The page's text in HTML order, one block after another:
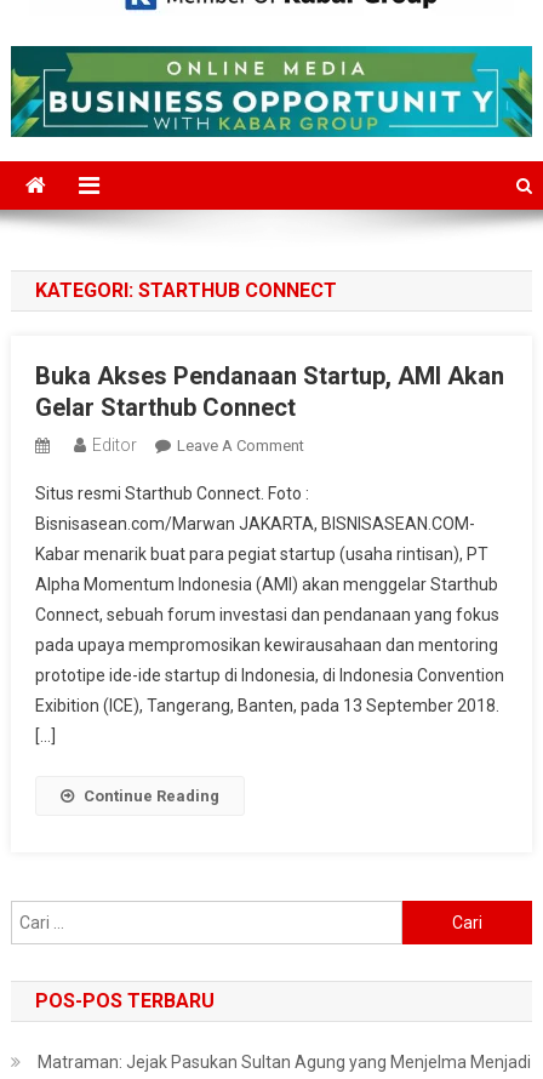
Mediajakarta.com
KATEGORI: STARTHUB CONNECT
Buka Akses Pendanaan Startup, AMI Akan
Gelar Starthub Connect
Editor Leave A CommentOn
Akses
Pendanaan
Startup,
AMI
Akan
Gelar
Starthub
Connect
Situs resmi Starthub Connect. Foto :
Bisnisasean.com/Marwan JAKARTA, BISNISASEAN.COM-
Kabar menarik buat para pegiat startup (usaha rintisan), PT
Alpha Momentum Indonesia (AMI) akan menggelar Starthub
Connect, sebuah forum investasi dan pendanaan yang fokus
pada upaya mempromosikan kewirausahaan dan mentoring
prototipe ide-ide startup di Indonesia, di Indonesia Convention
Exibition (ICE), Tangerang, Banten, pada 13 September 2018.
[…]
Continue Reading
untuk:
POS-POS TERBARU
Matraman: Jejak Pasukan Sultan Agung yang Menjelma Menjadi